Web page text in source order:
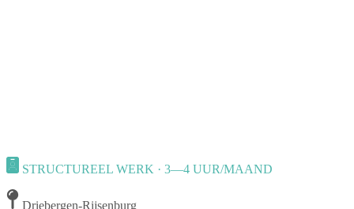
STRUCTUREEL WERK · 3—4 UUR/MAAND
Driebergen-Rijsenburg